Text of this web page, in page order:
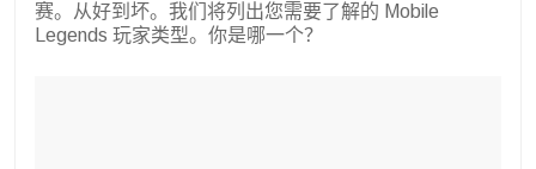
赛。从好到坏。我们将列出您需要了解的 Mobile
Legends 玩家类型。你是哪一个？